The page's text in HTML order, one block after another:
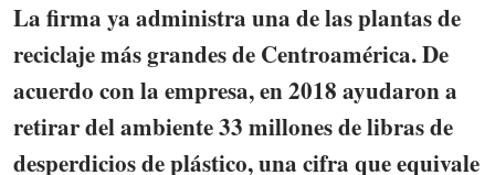
La firma ya administra una de las plantas de
reciclaje más grandes de Centroamérica. De
acuerdo con la empresa, en 2018 ayudaron a
retirar del ambiente 33 millones de libras de
desperdicios de plástico, una cifra que equivale